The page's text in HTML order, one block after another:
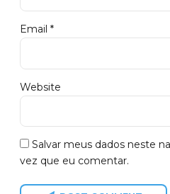
Email *
Website
Salvar meus dados neste
vez que eu comentar.